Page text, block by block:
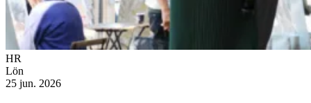
HR
Lön
25 jun. 2026